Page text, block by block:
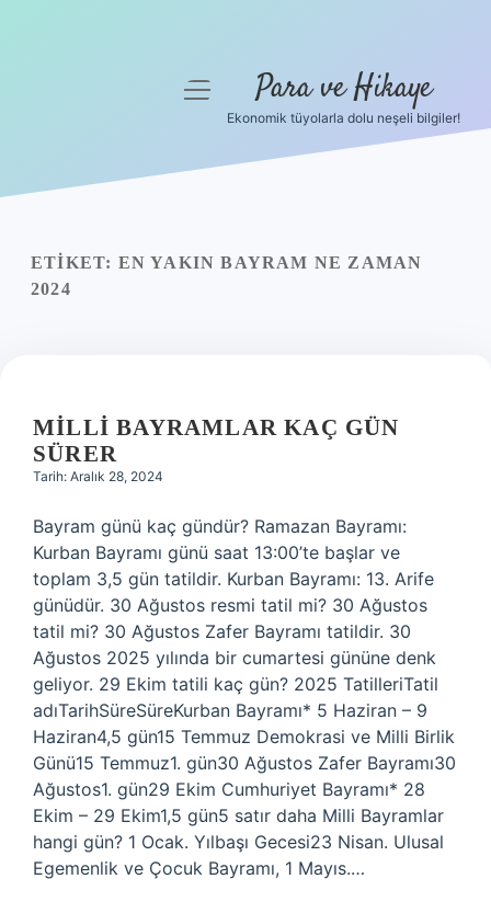
Yasal Uyarı
menüyü
Para ve Hikaye
Ekonomik tüyolarla dolu neşeli bilgiler!
ETIKET: EN YAKIN BAYRAM NE ZAMAN
2024
MILLI BAYRAMLAR KAÇ GÜN
SÜRER
Tarih: Aralık 28, 2024
Bayram günü kaç gündür? Ramazan Bayramı:
Kurban Bayramı günü saat 13:00’te başlar ve
toplam 3,5 gün tatildir. Kurban Bayramı: 13. Arife
günüdür. 30 Ağustos resmi tatil mi? 30 Ağustos
tatil mi? 30 Ağustos Zafer Bayramı tatildir. 30
Ağustos 2025 yılında bir cumartesi gününe denk
geliyor. 29 Ekim tatili kaç gün? 2025 TatilleriTatil
adıTarihSüreSüreKurban Bayramı* 5 Haziran – 9
Haziran4,5 gün15 Temmuz Demokrasi ve Milli Birlik
Günü15 Temmuz1. gün30 Ağustos Zafer Bayramı30
Ağustos1. gün29 Ekim Cumhuriyet Bayramı* 28
Ekim – 29 Ekim1,5 gün5 satır daha Milli Bayramlar
hangi gün? 1 Ocak. Yılbaşı Gecesi23 Nisan. Ulusal
Egemenlik ve Çocuk Bayramı, 1 Mayıs.…